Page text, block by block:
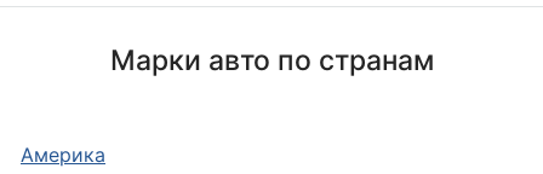
Марки авто по странам
Америка